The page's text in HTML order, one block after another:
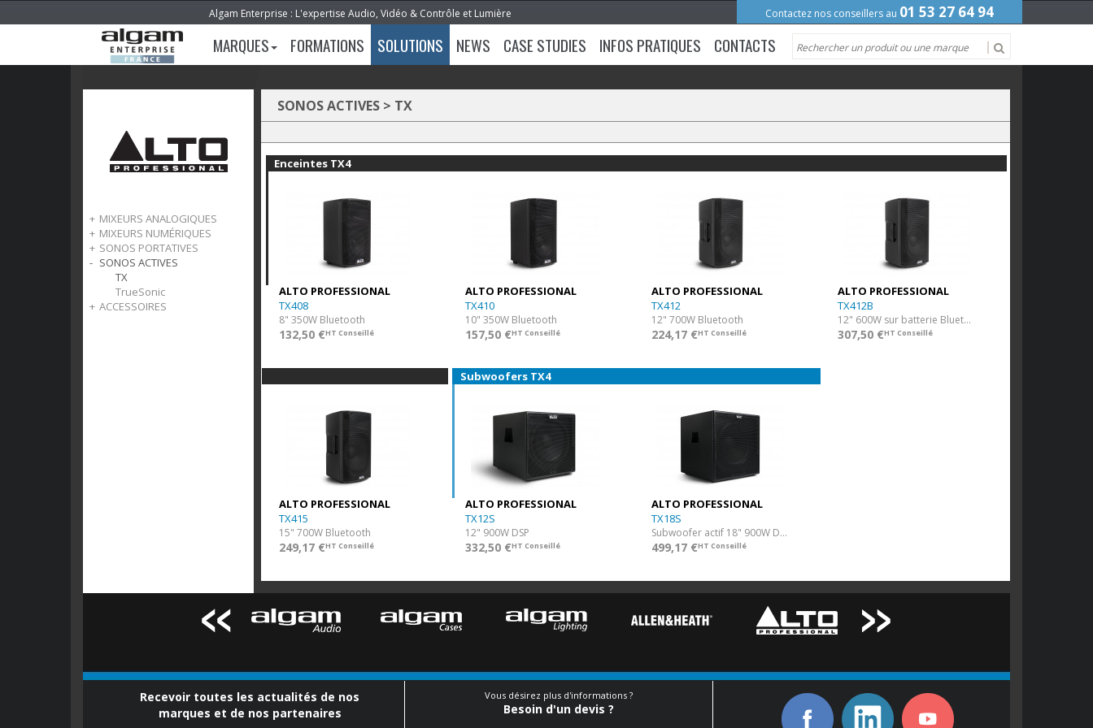
Algam Enterprise : L'expertise Audio, Vidéo & Contrôle et Lumière Contactez nos conseillers au 01 53 27 64 94
MARQUES FORMATIONS SOLUTIONS NEWS CASE STUDIES INFOS PRATIQUES CONTACTS
MIXEURS ANALOGIQUES
TrueMix
MIXEURS NUMÉRIQUES
TMD
SONOS PORTATIVES
Busker
Uber
SONOS ACTIVES
TX
TrueSonic
ACCESSOIRES
SONOS ACTIVES > TX
Enceintes TX4
ALTO PROFESSIONAL
TX408
8" 350W Bluetooth
132,50 €HT Conseillé
ALTO PROFESSIONAL
TX410
10" 350W Bluetooth
157,50 €HT Conseillé
ALTO PROFESSIONAL
TX412
12" 700W Bluetooth
224,17 €HT Conseillé
ALTO PROFESSIONAL
TX412B
12" 600W sur batterie Bluetooth
307,50 €HT Conseillé
ALTO PROFESSIONAL
TX415
15" 700W Bluetooth
249,17 €HT Conseillé
Subwoofers TX4
ALTO PROFESSIONAL
TX12S
12" 900W DSP
332,50 €HT Conseillé
ALTO PROFESSIONAL
TX18S
Subwoofer actif 18" 900W DSP
499,17 €HT Conseillé
Recevoir toutes les actualités de nos
marques et de nos partenaires
Vous désirez plus d'informations ?
Besoin d'un devis ?